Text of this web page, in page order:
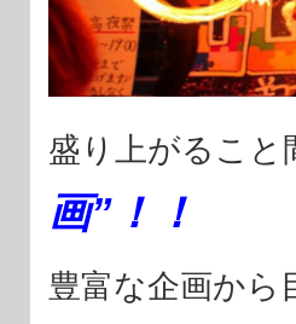
盛り上がること
画” ！！
豊富な企画から